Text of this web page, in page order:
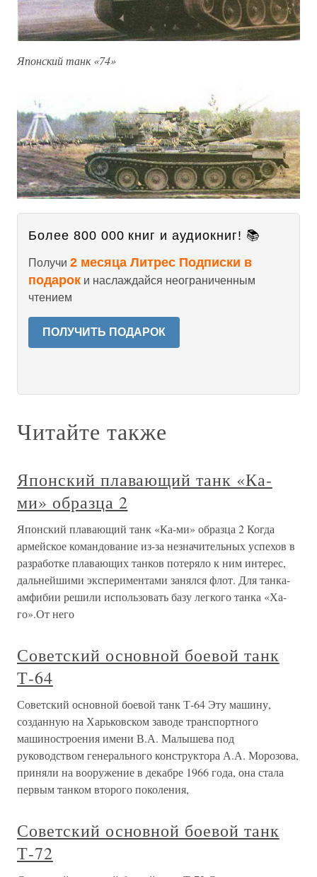
Японский танк «74»
Более 800 000 книг и аудиокниг! 📚
Получи 2 месяца Литрес Подписки в
подарок и наслаждайся неограниченным
чтением
ПОЛУЧИТЬ ПОДАРОК
Читайте также
Японский плавающий танк «Ка-
ми» образца 2
Японский плавающий танк «Ка-ми» образца 2 Когда
армейское командование из-за незначительных успехов в
разработке плавающих танков потеряло к ним интерес,
дальнейшими экспериментами занялся флот. Для танка-
амфибии решили использовать базу легкого танка «Ха-
го».От него
Советский основной боевой танк
Т-64
Советский основной боевой танк Т-64 Эту машину,
созданную на Харьковском заводе транспортного
машиностроения имени В.А. Малышева под
руководством генерального конструктора А.А. Морозова,
приняли на вооружение в декабре 1966 года, она стала
первым танком второго поколения,
Советский основной боевой танк
Т-72